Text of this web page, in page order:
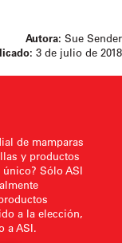
Autora: Sue Sender
3 de julio de 2018
de mamparas
y productos
Sólo ASI
a la elección,
a ASI.